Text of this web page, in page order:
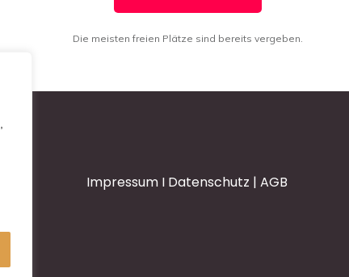
Die meisten freien Plätze sind bereits vergeben.
Impressum I Datenschutz |AGB